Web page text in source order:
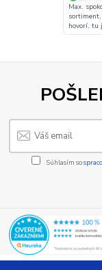
Max.
sortiment,
hovorí, tu
Súhlasím so